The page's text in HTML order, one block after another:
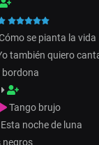
se pianta la vida
también quiero
bordona
Tango brujo
Esta noche de luna
negros